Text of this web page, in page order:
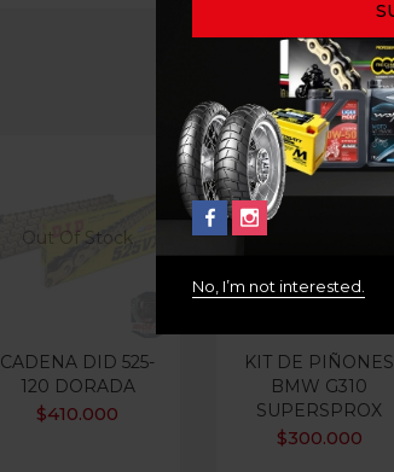
Out Of Stock
CADENA DID 525-
120 DORADA
$410.000
Out Of Stock
KIT DE PIÑONES
BMW G310
SUPERSPROX
$300.000
No, I’m not interested.